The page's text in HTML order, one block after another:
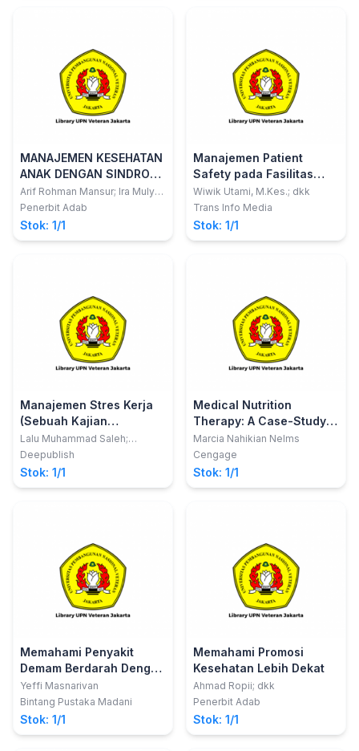
MANAJEMEN KESEHATAN
ANAK DENGAN SINDROM
DOWN Strategi Praktis
untuk Keluarga dan
Perawat
Arif Rohman Mansur; Ira Mulya
Sari
Penerbit Adab
Stok: 1/1
Manajemen Patient
Safety pada Fasilitas
Pelayanan Kesehatan
Wiwik Utami, M.Kes.; dkk
Trans Info Media
Stok: 1/1
Manajemen Stres Kerja
(Sebuah Kajian
Keselamatan Dan
Kesehatan Kerja Dari
Aspek Psikologis Pada
ATC)
Lalu Muhammad Saleh;
Syamsiar S. Russeng; Istiana
Tadjuddin
Deepublish
Stok: 1/1
Medical Nutrition
Therapy: A Case-Study
Approach
Marcia Nahikian Nelms
Cengage
Stok: 1/1
Memahami Penyakit
Demam Berdarah Dengue
Di Sumatera Barat
Yeffi Masnarivan
Bintang Pustaka Madani
Stok: 1/1
Memahami Promosi
Kesehatan Lebih Dekat
Ahmad Ropii; dkk
Penerbit Adab
Stok: 1/1